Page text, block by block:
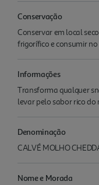
Conservação
Conservar em local
frigorífico e consumir no
Informações
Transforma qualquer
levar pelo sabor rico
Denominação
CALVÉ MOLHO
Nome e Morada